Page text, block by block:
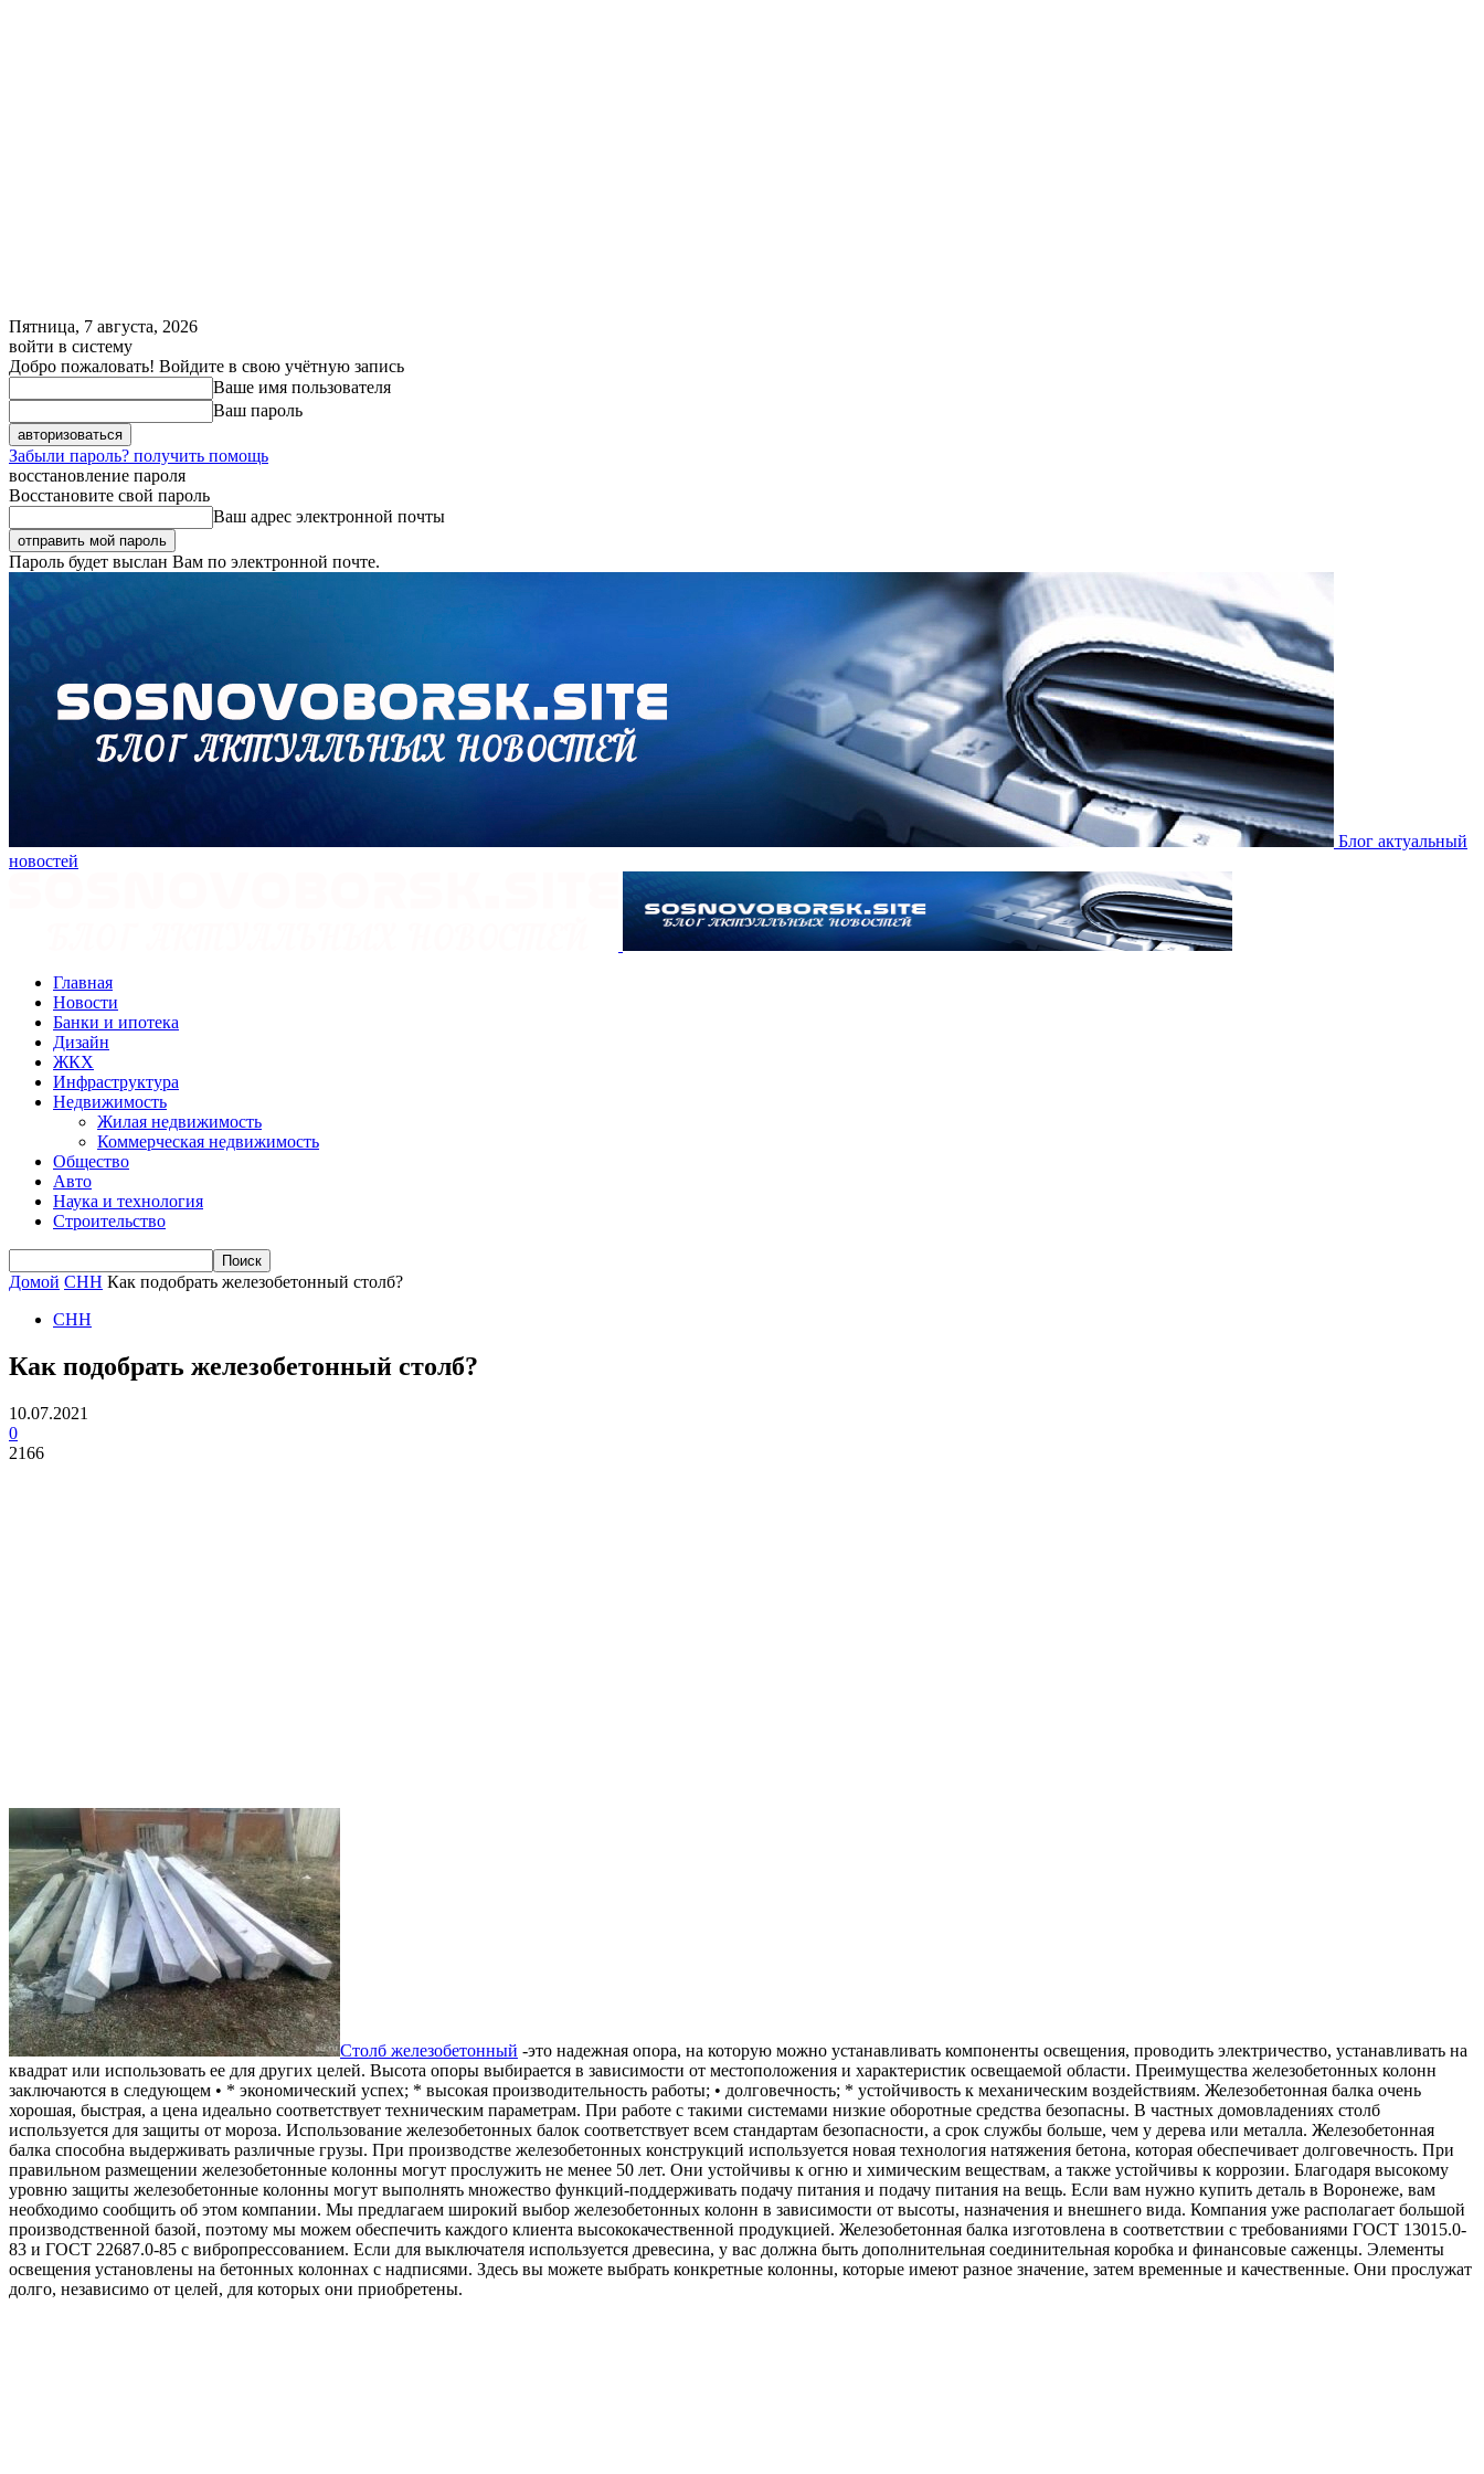
Пятница, 7 августа, 2026
войти в систему
Добро пожаловать! Войдите в свою учётную запись
Ваше имя пользователя
Ваш пароль
Забыли пароль? получить помощь
восстановление пароля
Восстановите свой пароль
Ваш адрес электронной почты
Пароль будет выслан Вам по электронной почте.
Блог актуальный
новостей
Главная
Новости
Банки и ипотека
Дизайн
ЖКХ
Инфраструктура
Недвижимость
Жилая недвижимость
Коммерческая недвижимость
Общество
Авто
Наука и технология
Строительство
Домой СНН Как подобрать железобетонный столб?
СНН
Как подобрать железобетонный столб?
10.07.2021
0
2166
Столб железобетонный -это надежная опора, на которую можно устанавливать компоненты освещения, проводить электричество, устанавливать на
квадрат или использовать ее для других целей. Высота опоры выбирается в зависимости от местоположения и характеристик освещаемой области. Преимущества железобетонных колонн
заключаются в следующем • * экономический успех; * высокая производительность работы; • долговечность; * устойчивость к механическим воздействиям. Железобетонная балка очень
хорошая, быстрая, а цена идеально соответствует техническим параметрам. При работе с такими системами низкие оборотные средства безопасны. В частных домовладениях столб
используется для защиты от мороза. Использование железобетонных балок соответствует всем стандартам безопасности, а срок службы больше, чем у дерева или металла. Железобетонная
балка способна выдерживать различные грузы. При производстве железобетонных конструкций используется новая технология натяжения бетона, которая обеспечивает долговечность. При
правильном размещении железобетонные колонны могут прослужить не менее 50 лет. Они устойчивы к огню и химическим веществам, а также устойчивы к коррозии. Благодаря высокому
уровню защиты железобетонные колонны могут выполнять множество функций-поддерживать подачу питания и подачу питания на вещь. Если вам нужно купить деталь в Воронеже, вам
необходимо сообщить об этом компании. Мы предлагаем широкий выбор железобетонных колонн в зависимости от высоты, назначения и внешнего вида. Компания уже располагает большой
производственной базой, поэтому мы можем обеспечить каждого клиента высококачественной продукцией. Железобетонная балка изготовлена в соответствии с требованиями ГОСТ 13015.0-
83 и ГОСТ 22687.0-85 с вибропрессованием. Если для выключателя используется древесина, у вас должна быть дополнительная соединительная коробка и финансовые саженцы. Элементы
освещения установлены на бетонных колоннах с надписями. Здесь вы можете выбрать конкретные колонны, которые имеют разное значение, затем временные и качественные. Они прослужат
долго, независимо от целей, для которых они приобретены.